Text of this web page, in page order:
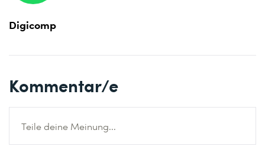
Digicomp
Kommentar/e
Teile deine Meinung...